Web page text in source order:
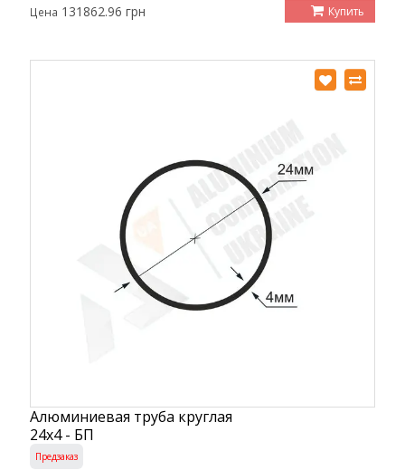
Цена 131862.96 грн Купить
Алюминиевая труба круглая
24х4 - БП
Предзаказ